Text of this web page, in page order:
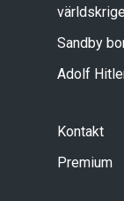
Sandby
Adolf
Kontakt
Premium